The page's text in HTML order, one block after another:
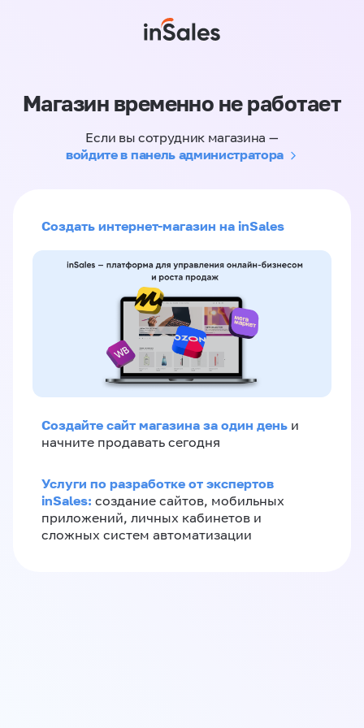
Магазин временно не работает
Если вы сотрудник магазина —
войдите в панель администратора
Создать интернет-магазин на inSales
Создайте сайт магазина за один день и
начните продавать сегодня
Услуги по разработке от экспертов
inSales: создание сайтов, мобильных
приложений, личных кабинетов и
сложных систем автоматизации